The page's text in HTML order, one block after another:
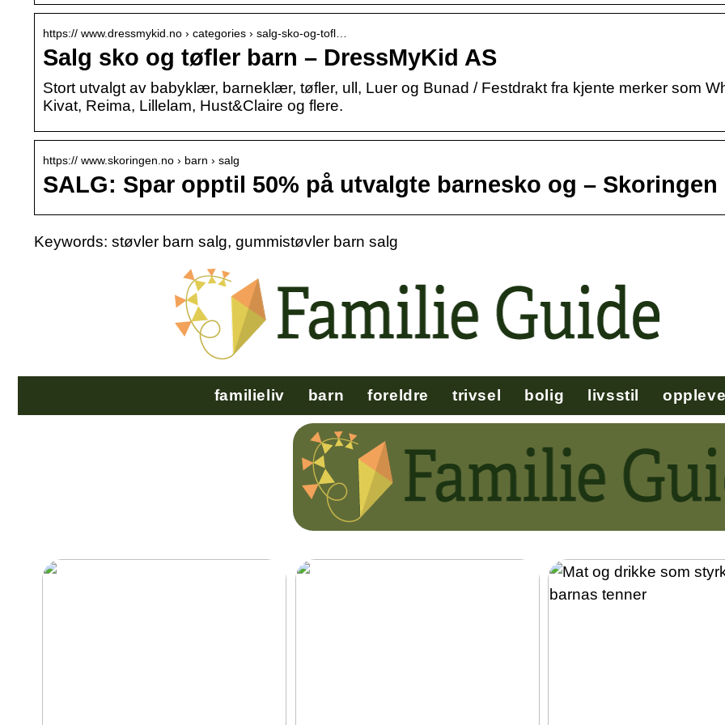
https:// www.dressmykid.no › categories › salg-sko-og-tofl…
Salg sko og tøfler barn – DressMyKid AS
Stort utvalgt av babyklær, barneklær, tøfler, ull, Luer og Bunad / Festdrakt fra kjente merker som
Kivat, Reima, Lillelam, Hust&Claire og flere.
https:// www.skoringen.no › barn › salg
SALG: Spar opptil 50% på utvalgte barnesko og – Skoringen
Keywords: støvler barn salg, gummistøvler barn salg
familieliv barn foreldre trivsel bolig livsstil